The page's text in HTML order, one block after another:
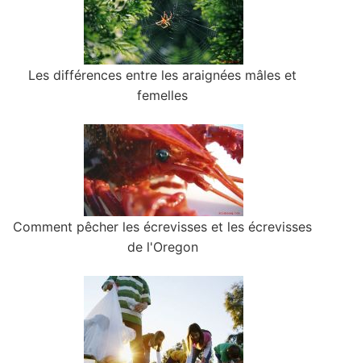
Les différences entre les araignées mâles et
femelles
Comment pêcher les écrevisses et les écrevisses
de l'Oregon